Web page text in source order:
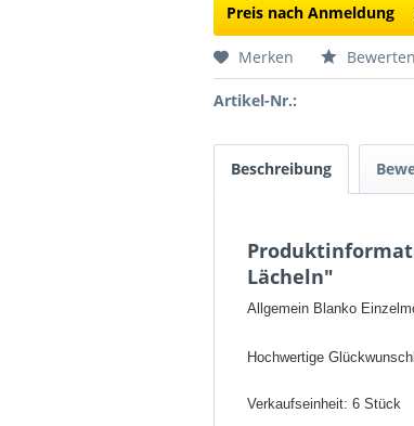
Preis nach Anmeldung
Merken Bewerten
Artikel-Nr.:
Beschreibung
Lächeln"
Allgemein Blanko
Hochwertige
Verkaufseinheit: 6 Stück